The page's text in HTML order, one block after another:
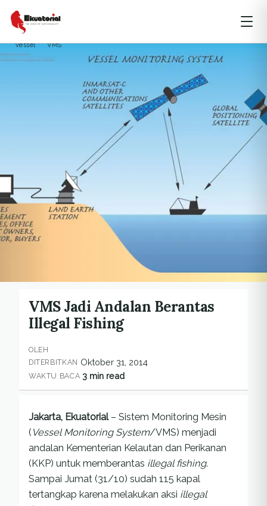
ARTIKEL
Central Sulawesi Oceans
vessel VMS
VMS Jadi Andalan Berantas
Illegal Fishing
OLEH
DITERBITKAN Oktober 31, 2014
WAKTU BACA 3 min read
Jakarta, Ekuatorial– Sistem Monitoring Mesin
( Vessel Monitoring System/VMS) menjadi
andalan Kementerian Kelautan dan Perikanan
(KKP) untuk memberantas illegal fishing.
Sampai Jumat (31/10) sudah 115 kapal
tertangkap karena melakukan aksi illegal